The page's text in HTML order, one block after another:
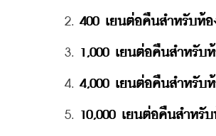
2. 400 เยนต่อคืนสำหรับห้อ
3. 1,000 เยนต่อคืนสำหรับ
4. 4,000 เยนต่อคืนสำหรับ
5. 10,000 เยนต่อคืนสำหรั